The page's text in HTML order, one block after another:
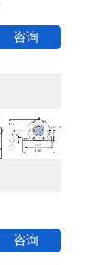
咨询
咨询